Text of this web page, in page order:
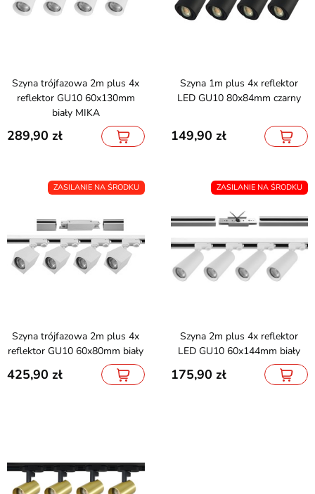
Szyna trójfazowa 2m plus 4x
reflektor GU10 60x130mm
biały MIKA
289,90
Szyna 1m plus 4x reflektor
LED GU10 80x84mm czarny
149,90
ZASILANIE NA ŚRODKU
Szyna trójfazowa 2m plus 4x
reflektor GU10 60x80mm biały
425,90
ZASILANIE NA ŚRODKU
Szyna 2m plus 4x reflektor
LED GU10 60x144mm biały
175,90